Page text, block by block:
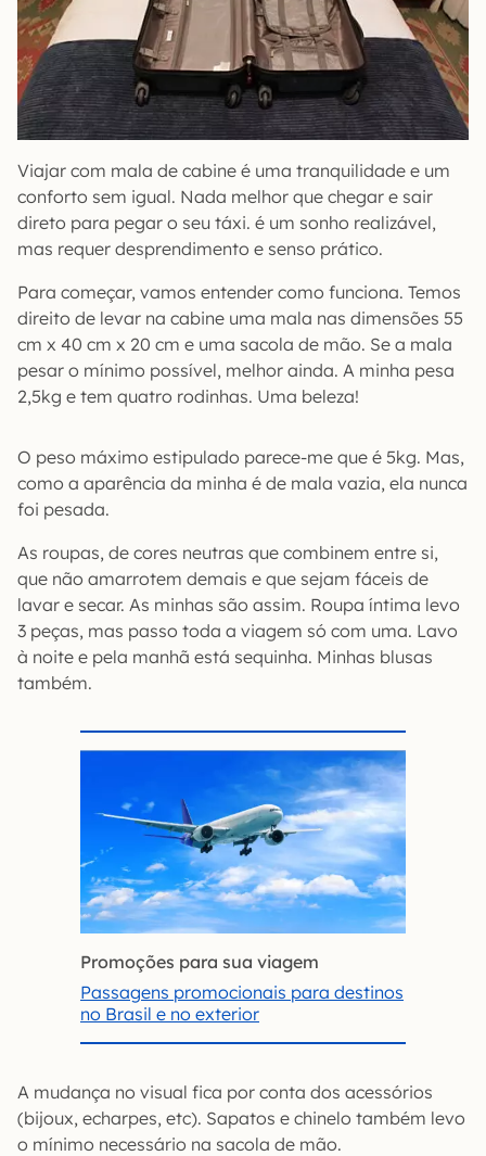
Viajar com mala de cabine é uma tranquilidade e um
conforto sem igual. Nada melhor que chegar e sair
direto para pegar o seu táxi. é um sonho realizável,
mas requer desprendimento e senso prático.
Para começar, vamos entender como funciona. Temos
direito de levar na cabine uma mala nas dimensões 55
cm x 40 cm x 20 cm e uma sacola de mão. Se a mala
pesar o mínimo possível, melhor ainda. A minha pesa
2,5kg e tem quatro rodinhas. Uma beleza!
O peso máximo estipulado parece-me que é 5kg. Mas,
como a aparência da minha é de mala vazia, ela nunca
foi pesada.
As roupas, de cores neutras que combinem entre si,
que não amarrotem demais e que sejam fáceis de
lavar e secar. As minhas são assim. Roupa íntima levo
3 peças, mas passo toda a viagem só com uma. Lavo
à noite e pela manhã está sequinha. Minhas blusas
também.
Promoções para sua viagem
Passagens promocionais para destinos
no Brasil e no exterior
A mudança no visual fica por conta dos acessórios
(bijoux, echarpes, etc). Sapatos e chinelo também levo
o mínimo necessário na sacola de mão.